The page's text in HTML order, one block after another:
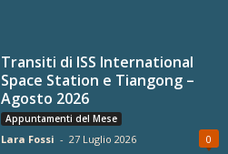
Transiti di ISS International
Space Station e Tiangong –
Agosto 2026
Appuntamenti del Mese
Lara Fossi - 27 Luglio 2026 0